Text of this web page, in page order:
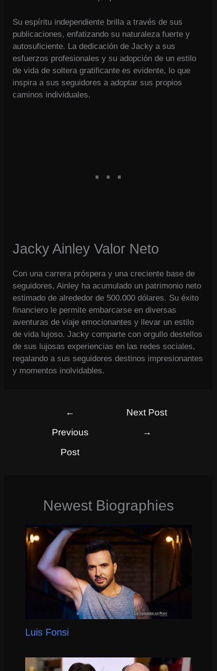
Su espíritu independiente brilla a través de sus
publicaciones, enfatizando su naturaleza fuerte y
autosuficiente. La dedicación de Jacky a sus
esfuerzos profesionales y su adopción de un estilo
de vida de soltera gratificante es evidente, lo que
inspira a sus seguidores a adoptar sus propios
caminos individuales.
Jacky Ainley Valor Neto
Con una carrera próspera y una creciente base de
seguidores, Ainley ha acumulado un patrimonio neto
estimado de alrededor de 500.000 dólares. Su éxito
financiero le permite embarcarse en diversas
aventuras de viaje emocionantes y llevar un estilo
de vida lujoso. Jacky comparte con orgullo destellos
de sus lujosas experiencias en las redes sociales,
regalando a sus seguidores destinos impresionantes
y momentos inolvidables.
←
Previous
Post
Next Post
→
Newest Biographies
Luis Fonsi